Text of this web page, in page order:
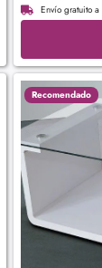
Envío gratuito
Recomendado